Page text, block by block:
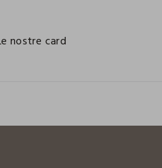
nostre card